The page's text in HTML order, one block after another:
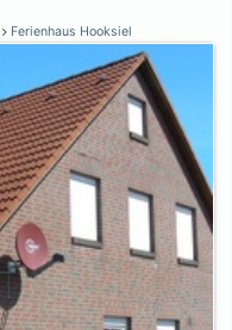
Ferienhaus Hooksiel